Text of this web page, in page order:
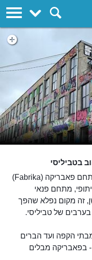
בטביליסי
היפסטרי, צעיר, נונשלנטי ומעוצב - מתחם פאבריקה (Fabrika)
מתחם פנאי
זה מקום נפלא שהפך
של טביליסי.
הקפה ועד הברים
- בפאבריקה מבלים